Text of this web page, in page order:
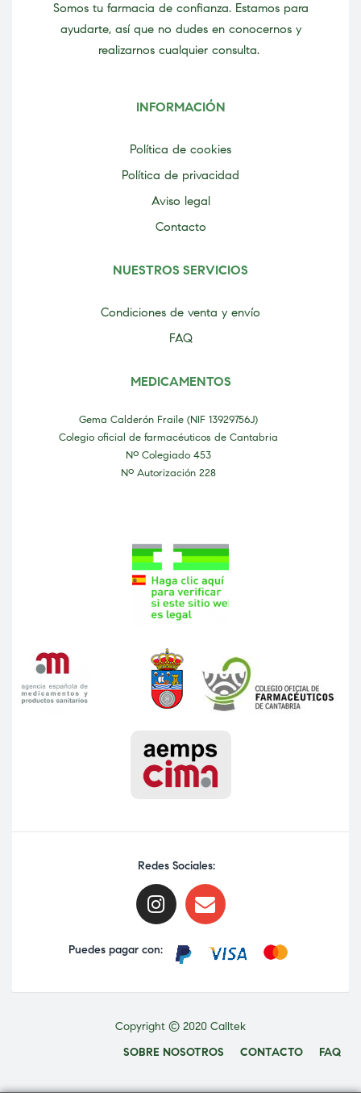
Somos tu farmacia de confianza. Estamos para
ayudarte, así que no dudes en conocernos y
realizarnos cualquier consulta.
INFORMACIÓN
Política de cookies
Política de privacidad
Aviso legal
Contacto
NUESTROS SERVICIOS
Condiciones de venta y envío
FAQ
MEDICAMENTOS
Gema Calderón Fraile (NIF 13929756J)
Colegio oficial de farmacéuticos de Cantabria
Nº Colegiado 453
Nº Autorización 228
Redes Sociales:
Puedes pagar con:
Copyright © 2020 Calltek
SOBRE NOSOTROS
CONTACTO FAQ